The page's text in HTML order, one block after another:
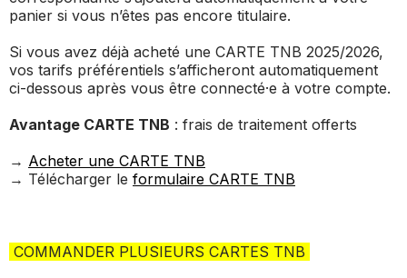
panier si vous n’êtes pas encore titulaire.
Si vous avez déjà acheté une CARTE TNB 2025/2026,
vos tarifs préférentiels s’afficheront automatiquement
ci-dessous après vous être connecté·e à votre compte.
Avantage CARTE TNB : frais de traitement offerts
→ Acheter une CARTE TNB
→ Télécharger le formulaire CARTE TNB
COMMANDER PLUSIEURS CARTES TNB